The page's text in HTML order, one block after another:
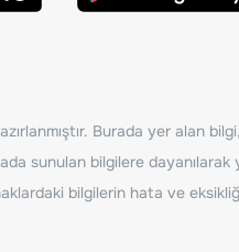
Burada yer alan
sunulan bilgilere
bilgilerin hata ve